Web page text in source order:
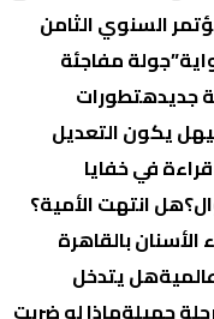
السنوي الثامن
جولة مفاجئة
جديدهتطورات
هل يكون التعديل
في خفايا
هل انتهت الأمية؟
الأسنان بالقاهرة
هل يتدخل